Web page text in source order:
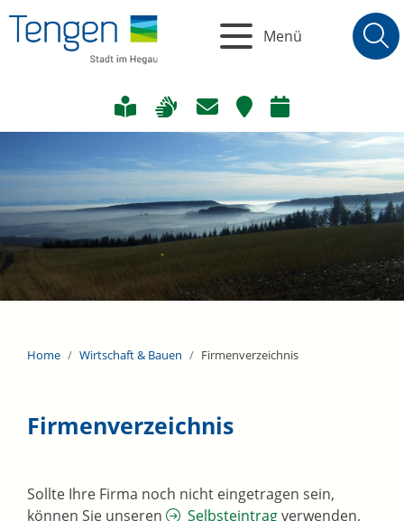
Menü
Home Wirtschaft & Bauen Firmenverzeichnis
Firmenverzeichnis
Sollte Ihre Firma noch nicht eingetragen sein,
können Sie unseren
Selbsteintragverwenden,